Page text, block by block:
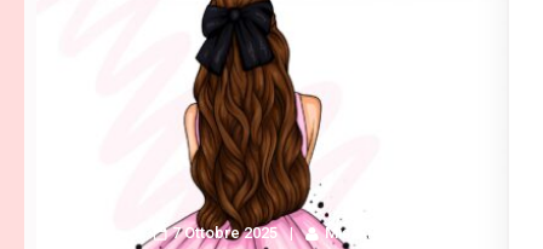
7 Ottobre 2025 Misaki C.